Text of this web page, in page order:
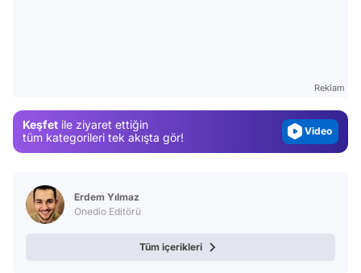
Reklam
Keşfet ile ziyaret ettiğin
tüm kategorileri tek akışta gör!
Video
Erdem Yılmaz
Onedio Editörü
Tüm içerikleri